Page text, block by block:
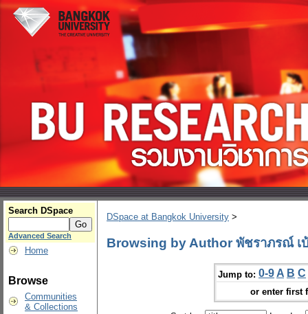
Search DSpace
Advanced Search
Home
Browse
Communities
& Collections
DSpace at Bangkok University >
Browsing by Author พัชราภรณ์ เ
Jump to: 0-9 A B C
or enter first